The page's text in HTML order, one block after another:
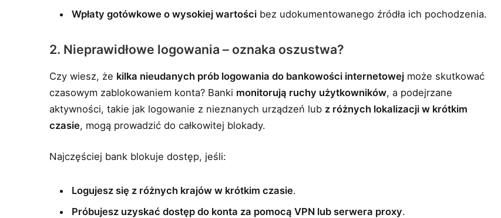
Wpłaty gotówkowe o wysokiej wartości bez udokumentowanego źródła ich pochodzenia.
2. Nieprawidłowe logowania – oznaka oszustwa?
Czy wiesz, że kilka nieudanych prób logowania do bankowości internetowej może skutkować
czasowym zablokowaniem konta? Banki monitorują ruchy użytkowników, a podejrzane
aktywności, takie jak logowanie z nieznanych urządzeń lub z różnych lokalizacji w krótkim
czasie, mogą prowadzić do całkowitej blokady.
Najczęściej bank blokuje dostęp, jeśli:
Logujesz się z różnych krajów w krótkim czasie.
Próbujesz uzyskać dostęp do konta za pomocą VPN lub serwera proxy.